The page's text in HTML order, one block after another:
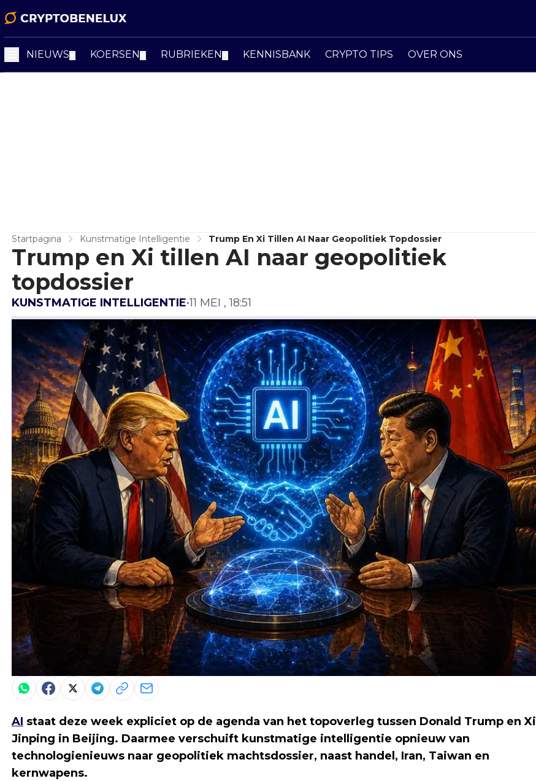
NIEUWS KOERSEN RUBRIEKEN KENNISBANK CRYPTO TIPS OVER ONS
Startpagina Kunstmatige Intelligentie Trump En Xi Tillen AI Naar Geopolitiek Topdossier
Trump en Xi tillen AI naar geopolitiek
topdossier
KUNSTMATIGE INTELLIGENTIE•11 MEI , 18:51
AI staat deze week expliciet op de agenda van het topoverleg tussen Donald Trump en Xi
Jinping in Beijing. Daarmee verschuift kunstmatige intelligentie opnieuw van
technologienieuws naar geopolitiek machtsdossier, naast handel, Iran, Taiwan en
kernwapens.